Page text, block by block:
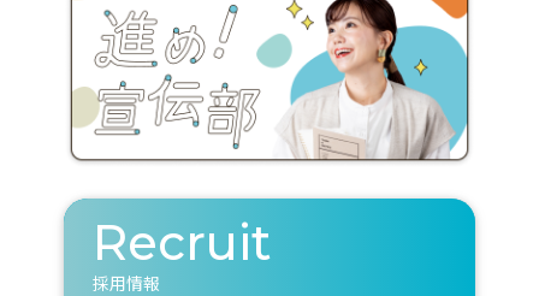
Recruit
採用情報